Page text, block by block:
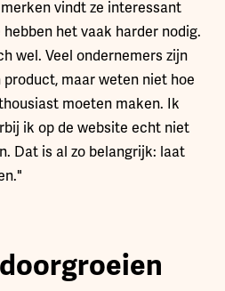
vindt ze interessant
het vaak harder nodig.
wel. Veel ondernemers zijn
maar weten niet hoe
moeten maken. Ik
ik op de website echt niet
Dat is al zo belangrijk: laat